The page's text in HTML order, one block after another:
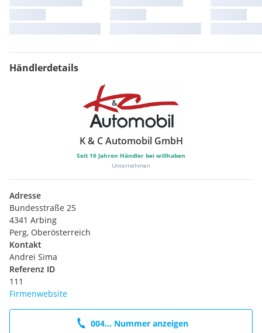
Händlerdetails
K & C Automobil GmbH
Seit 16 Jahren Händler bei willhaben
Unternehmen
Adresse
Bundesstraße 25
4341 Arbing
Perg, Oberösterreich
Kontakt
Andrei Sima
Referenz ID
111
Firmenwebsite
004... Nummer anzeigen